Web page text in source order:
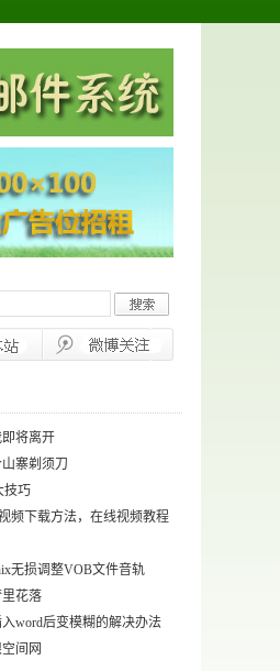
将离开
寨剃须刀
技巧
频下载方法，在线视频教程
无损调整VOB文件音轨
花落
word后变模糊的解决办法
间网